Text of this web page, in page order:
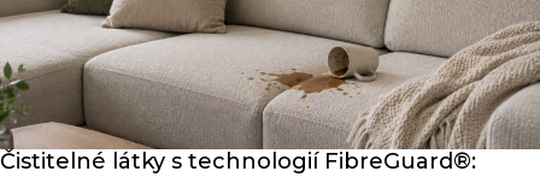
Čistitelné látky s technologií FibreGuard®: